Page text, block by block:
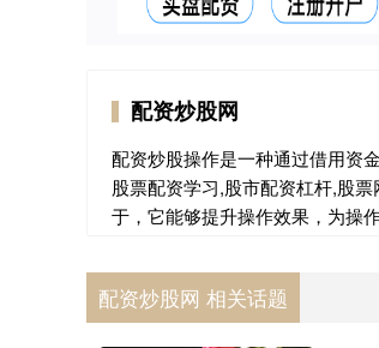
配资炒股网
配资炒股操作是一种通过借用资
股票配资学习,股市配资杠杆,股
于，它能够提升操作效果，为操
配资炒股网 相关话题